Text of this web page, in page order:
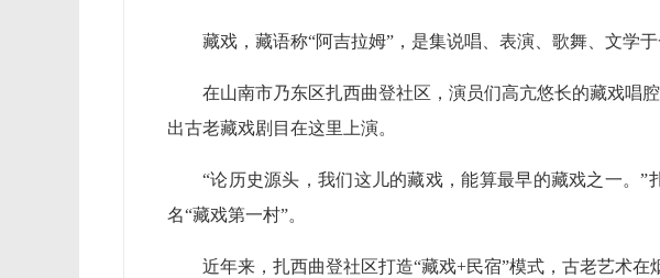
藏戏，藏语称“阿吉拉姆”，是集说唱、表演、歌舞、文学
在山南市乃东区扎西曲登社区，演员们高亢悠长的藏戏唱
出古老藏戏剧目在这里上演。
“论历史源头，我们这儿的藏戏，能算最早的藏戏之一。
名“藏戏第一村”。
近年来，扎西曲登社区打造“藏戏+民宿”模式，古老艺术在